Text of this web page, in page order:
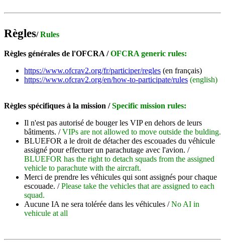
Règles/Rules
Règles générales de l'OFCRA /OFCRA generic rules:
https://www.ofcrav2.org/fr/participer/regles (en français)
https://www.ofcrav2.org/en/how-to-participate/rules (english)
Règles spécifiques à la mission /Specific mission rules:
Il n'est pas autorisé de bouger les VIP en dehors de leurs
bâtiments. /VIPs are not allowed to move outside the bulding.
BLUEFOR a le droit de détacher des escouades du véhicule
assigné pour effectuer un parachutage avec l'avion. /
BLUEFOR has the right to detach squads from the assigned
vehicle to parachute with the aircraft.
Merci de prendre les véhicules qui sont assignés pour chaque
escouade. /Please take the vehicles that are assigned to each
squad.
Aucune IA ne sera tolérée dans les véhicules /No AI in
vehicule at all